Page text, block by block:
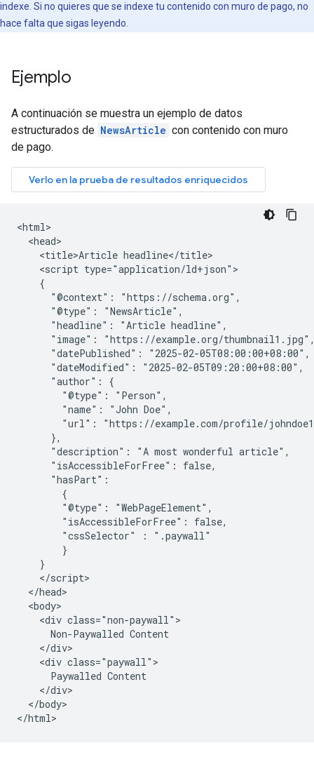
indexe. Si no quieres que se indexe tu contenido con muro de pago, no
hace falta que sigas leyendo.
Ejemplo
A continuación se muestra un ejemplo de datos
estructurados de NewsArticle con contenido con muro
de pago.
<html>
  <head>
    <title>Article headline</title>
    <script type="application/ld+json">
    {
      "@context": "https://schema.org",
      "@type": "NewsArticle",
      "headline": "Article headline",
"image": "https://example.org/
      "datePublished": "2025-02-05T08:00:00+08:00",
      "dateModified": "2025-02-05T09:20:00+08:00",
      "author": {
        "@type": "Person",
        "name": "John Doe",
"url": "https://example.com/profile/
      },
      "description": "A most wonderful article",
      "isAccessibleForFree": false,
      "hasPart":
        {
        "@type": "WebPageElement",
        "isAccessibleForFree": false,
        "cssSelector" : ".paywall"
        }
    }
    </script>
  </head>
  <body>
    <div class="non-paywall">
      Non-Paywalled Content
    </div>
    <div class="paywall">
      Paywalled Content
    </div>
  </body>
</html>